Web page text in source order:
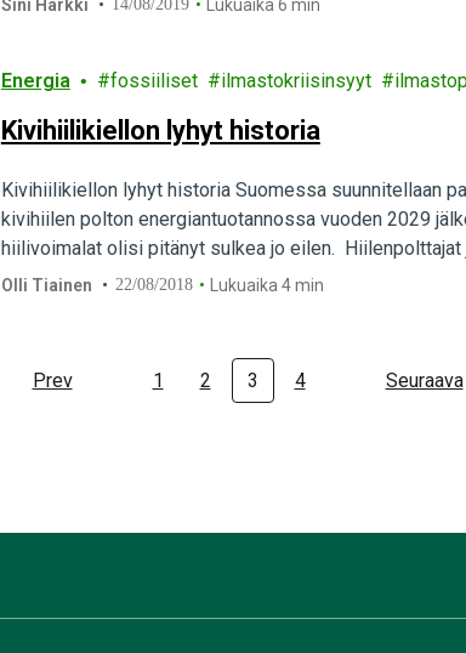
Sini Harkki 14/08/2019 Lukuaika 6 min
Energia fossiiliset ilmastokriisinsyyt
Kivihiilikiellon lyhyt historia
Kivihiilikiellon lyhyt historia Suomessa suunnitellaan
kivihiilen polton energiantuotannossa vuoden 2029
hiilivoimalat olisi pitänyt sulkea jo eilen.
hiilikieltosuunnitelmista täysin poissa tolaltaan. Näin
Olli Tiainen 22/08/2018 Lukuaika 4 min
Prev 1 2 3 4 Seuraava